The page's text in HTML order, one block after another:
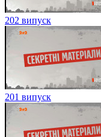
202 випуск
201 випуск